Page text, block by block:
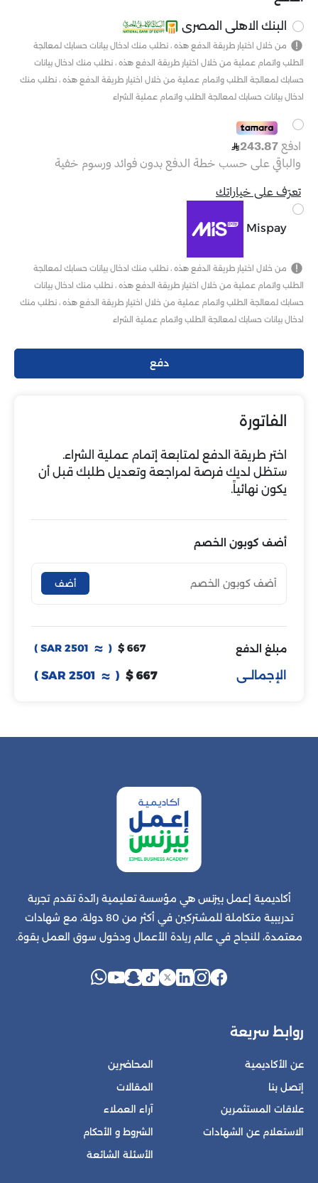
البنك الاهلى المصرى
من خلال اختيار طريقة الدفع هذه ، نطلب منك ادخال بيانات حسابك لمعالجة
الطلب واتمام عملية من خلال اختيار طريقة الدفع هذه ، نطلب منك ادخال بيانات
حسابك لمعالجة الطلب واتمام عملية من خلال اختيار طريقة الدفع هذه ، نطلب منك
ادخال بيانات حسابك لمعالجة الطلب واتمام عملية الشراء
Mispay
من خلال اختيار طريقة الدفع هذه ، نطلب منك ادخال بيانات حسابك لمعالجة
الطلب واتمام عملية من خلال اختيار طريقة الدفع هذه ، نطلب منك ادخال بيانات
حسابك لمعالجة الطلب واتمام عملية من خلال اختيار طريقة الدفع هذه ، نطلب منك
ادخال بيانات حسابك لمعالجة الطلب واتمام عملية الشراء
دفع
الفاتورة
اختر طريقة الدفع لمتابعة إتمام عملية الشراء.
ستظل لديك فرصة لمراجعة وتعديل طلبك قبل أن
يكون نهائياً.
أضف كوبون الخصم
أضف
مبلغ الدفع 667 $
(
2501
)
الإجمالــى 667 $
(
2501
)
أكاديمية إعمل بيزنس هي مؤسسة تعليمية رائدة تقدم تجربة
تدريبية متكاملة للمشتركين في أكثر من 80 دولة، مع شهادات
معتمدة، للنجاح في عالم ريادة الأعمال ودخول سوق العمل بقوة.
روابط سريعة
عن الأكاديمية
إتصل بنا
علاقات المستثمرين
الاستعلام عن الشهادات
المحاضرين
المقالات
آراء العملاء
الشروط و الأحكام
الأسئلة الشائعة